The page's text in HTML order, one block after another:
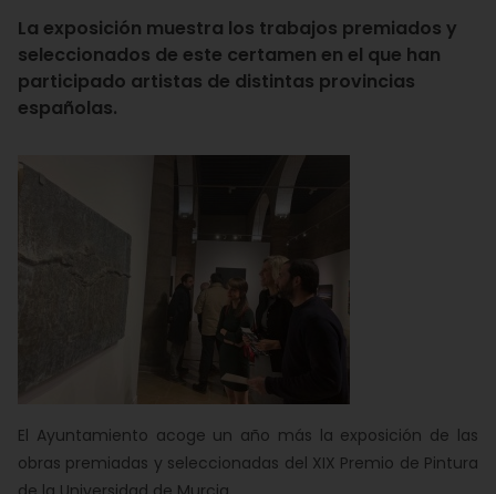
La exposición muestra los trabajos premiados y
seleccionados de este certamen en el que han
participado artistas de distintas provincias
españolas.
El Ayuntamiento acoge un año más la exposición de las
obras premiadas y seleccionadas del XIX Premio de Pintura